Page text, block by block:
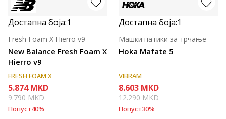
Достапна боја:1
New Balance Fresh Foam X
Hierro v9
Fresh Foam X Hierro v9
FRESH FOAM X
5.874 MKD
9.790MKD
Попуст40%
Достапна боја:1
Hoka Mafate 5
Машки патики за трчање
VIBRAM
8.603 MKD
12.290MKD
Попуст30%